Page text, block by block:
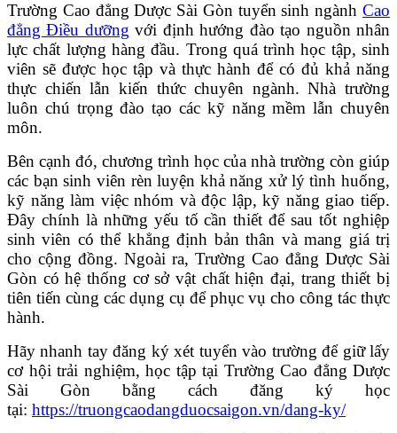
Trường Cao đẳng Dược Sài Gòn tuyển sinh ngành Cao
đẳng Điều dưỡng với định hướng đào tạo nguồn nhân
lực chất lượng hàng đầu. Trong quá trình học tập, sinh
viên sẽ được học tập và thực hành để có đủ khả năng
thực chiến lẫn kiến thức chuyên ngành. Nhà trường
luôn chú trọng đào tạo các kỹ năng mềm lẫn chuyên
môn.
Bên cạnh đó, chương trình học của nhà trường còn giúp
các bạn sinh viên rèn luyện khả năng xử lý tình huống,
kỹ năng làm việc nhóm và độc lập, kỹ năng giao tiếp.
Đây chính là những yếu tố cần thiết để sau tốt nghiệp
sinh viên có thể khẳng định bản thân và mang giá trị
cho cộng đồng. Ngoài ra, Trường Cao đẳng Dược Sài
Gòn có hệ thống cơ sở vật chất hiện đại, trang thiết bị
tiên tiến cùng các dụng cụ để phục vụ cho công tác thực
hành.
Hãy nhanh tay đăng ký xét tuyển vào trường để giữ lấy
cơ hội trải nghiệm, học tập tại Trường Cao đẳng Dược
Sài Gòn bằng cách đăng ký học
tại: https://truongcaodangduocsaigon.vn/dang-ky/